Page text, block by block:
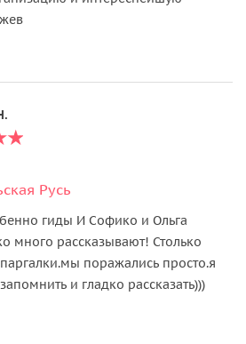
Русь
гиды И Софико и Ольга
много рассказывают! Столько
поражались просто.я
и гладко рассказать)))